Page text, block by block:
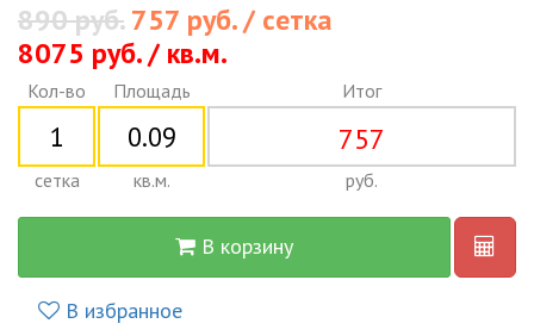
890 руб.757 руб. / сетка
8075 руб. / кв.м.
Кол-во
сетка
Площадь
кв.м.
Итог
757
руб.
В корзину
В избранное